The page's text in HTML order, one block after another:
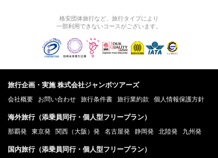
格安団体旅行など、旅行タイプにより
一部利用できないコースがございます。
旅行企画・実施 株式会社ジャンボツアーズ
会社概要 お問い合わせ 旅行条件書 旅行業約款 個人情報保護方針
海外旅行（添乗員同行・個人型フリープラン）
那覇発 東京発 関西（大阪）発 名古屋発 静岡発 北陸発 九州発
国内旅行（添乗員同行・個人型フリープラン）